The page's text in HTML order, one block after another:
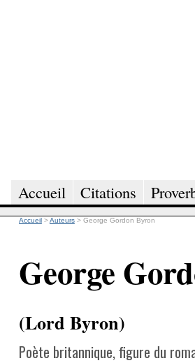
Accueil Citations
Accueil >Auteurs > George Gordon Byron
George
(Lord Byron)
Poète britannique, figure du